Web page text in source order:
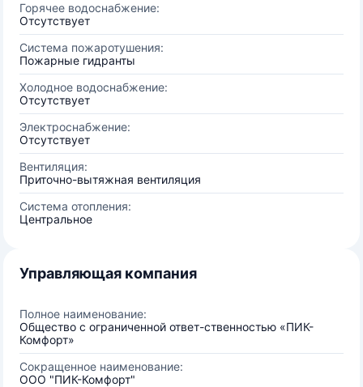
Горячее водоснабжение:
Отсутствует
Система пожаротушения:
Пожарные гидранты
Холодное водоснабжение:
Отсутствует
Электроснабжение:
Отсутствует
Вентиляция:
Приточно-вытяжная вентиляция
Система отопления:
Центральное
Управляющая компания
Полное наименование:
Общество с ограниченной ответ-ственностью «ПИК-
Комфорт»
Сокращенное наименование:
ООО "ПИК-Комфорт"